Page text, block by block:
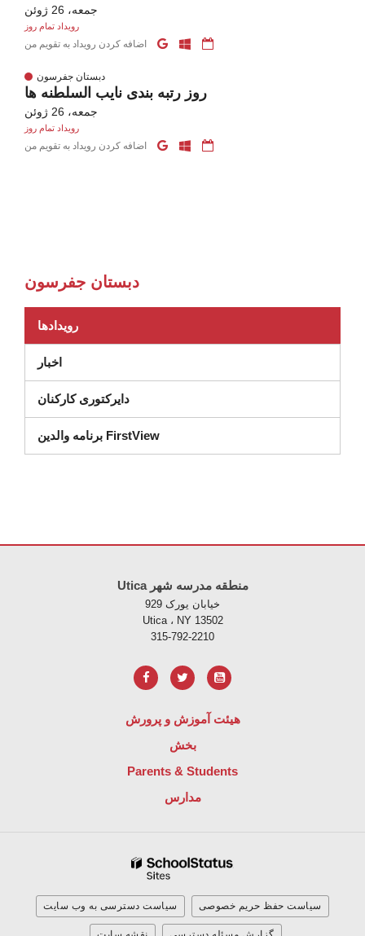
جمعه، 26 ژوئن
رویداد تمام روز
دبستان جفرسون
روز رتبه بندی نایب السلطنه ها
جمعه، 26 ژوئن
رویداد تمام روز
دبستان جفرسون
رویدادها
اخبار
دایرکتوری کارکنان
برنامه والدین FirstView
Utica منطقه مدرسه شهر
خیابان یورک 929
Utica ، NY 13502
315-792-2210
هیئت آموزش و پرورش
بخش
Parents & Students
مدارس
سیاست دسترسی به وب سایت سیاست حفظ حریم خصوصی